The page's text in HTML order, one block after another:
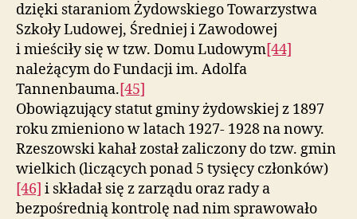
dzięki staraniom Żydowskiego Towarzystwa
Szkoły Ludowej, Średniej i Zawodowej
i mieściły się w tzw. Domu Ludowym[44]
należącym do Fundacji im. Adolfa
Tannenbauma.[45]
Obowiązujący statut gminy żydowskiej z 1897
roku zmieniono w latach 1927- 1928 na nowy.
Rzeszowski kahał został zaliczony do tzw. gmin
wielkich (liczących ponad 5 tysięcy członków)
[46] i składał się z zarządu oraz rady a
bezpośrednią kontrolę nad nim sprawowało